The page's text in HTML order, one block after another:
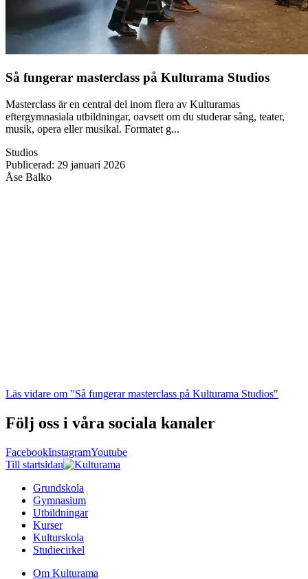
Så fungerar masterclass på Kulturama Studios
Masterclass är en central del inom flera av Kulturamas
eftergymnasiala utbildningar, oavsett om du studerar sång, teater,
musik, opera eller musikal. Formatet g...
Studios
Publicerad: 29 januari 2026
Åse Balko
Läs vidare om "Så fungerar masterclass på Kulturama Studios"
Följ oss i våra sociala kanaler
FacebookInstagramYoutube
Till startsidan
Grundskola
Gymnasium
Utbildningar
Kurser
Kulturskola
Studiecirkel
Om Kulturama